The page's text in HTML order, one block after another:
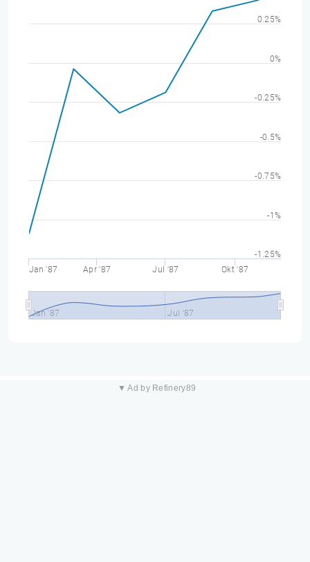
Jan '87 Apr '87 Jul '87 Okt '87
Jan '87 Jul '87
-1.25%
-1%
-0.75%
-0.5%
-0.25%
0%
0.25%
▼ Ad by Refinery89